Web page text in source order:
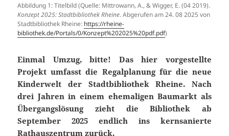
Abbildung 1: Titelbild (Quelle: Mittrowann, A., & Wigger, E. (04 2019).
Konzept 2025: Stadtbibliothek Rheine. Abgerufen am 24. 08 2025 von
Stadtbibliothek Rheine: https://rheine-
bibliothek.de/Portals/0/Konzept%202025%20pdf.pdf)
Einmal Umzug, bitte! Das hier vorgestellte
Projekt umfasst die Regalplanung für die neue
Kinderwelt der Stadtbibliothek Rheine. Nach
drei Jahren in einem ehemaligen Baumarkt als
Übergangslösung zieht die Bibliothek ab
September 2025 endlich ins kernsanierte
Rathauszentrum zurück.